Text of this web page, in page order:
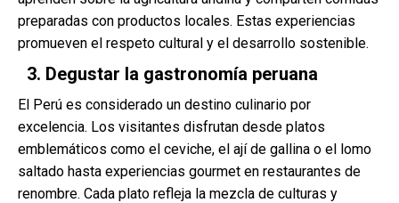
preparadas con productos locales. Estas experiencias
promueven el respeto cultural y el desarrollo sostenible.
3. Degustar la gastronomía peruana
El Perú es considerado un destino culinario por
excelencia. Los visitantes disfrutan desde platos
emblemáticos como el ceviche, el ají de gallina o el lomo
saltado hasta experiencias gourmet en restaurantes de
renombre. Cada plato refleja la mezcla de culturas y